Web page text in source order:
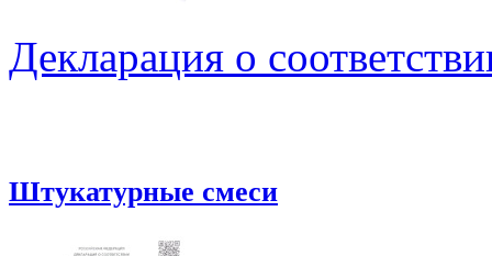
Декларация о
Штукатурные смеси